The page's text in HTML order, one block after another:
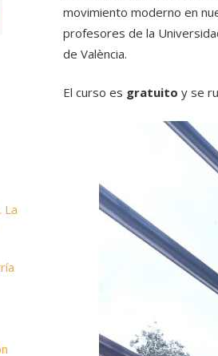
movimiento moderno en
profesores de la
de València.
El curso es gratuito y se
La